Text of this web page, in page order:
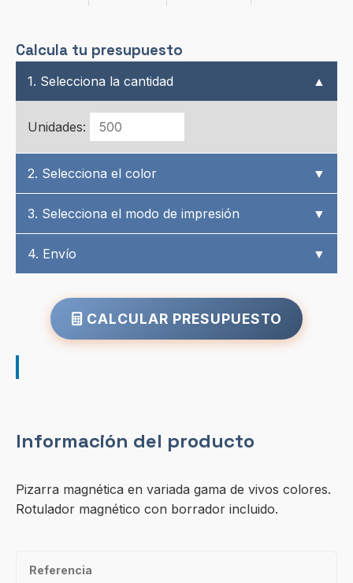
Calcula tu presupuesto
1. Selecciona la cantidad ▲
Unidades:
2. Selecciona el color ▼
3. Selecciona el modo de impresión ▼
4. Envío ▼
CALCULAR PRESUPUESTO
Información del producto
Pizarra magnética en variada gama de vivos colores.
Rotulador magnético con borrador incluido.
Referencia